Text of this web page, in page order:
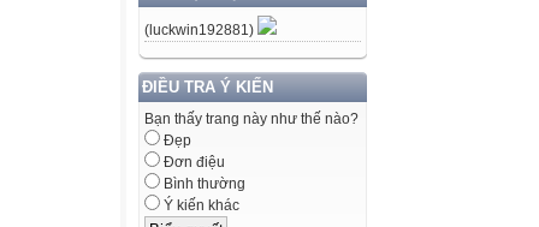
(luckwin192881)
ĐIỀU TRA Ý KIẾN
Bạn thấy trang này như thế nào?
Đẹp
Đơn điệu
Bình thường
Ý kiến khác